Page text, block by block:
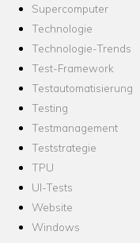
Supercomputer
Technologie
Technologie-Trends
Test-Framework
Testautomatisierung
Testing
Testmanagement
Teststrategie
TPU
UI-Tests
Website
Windows